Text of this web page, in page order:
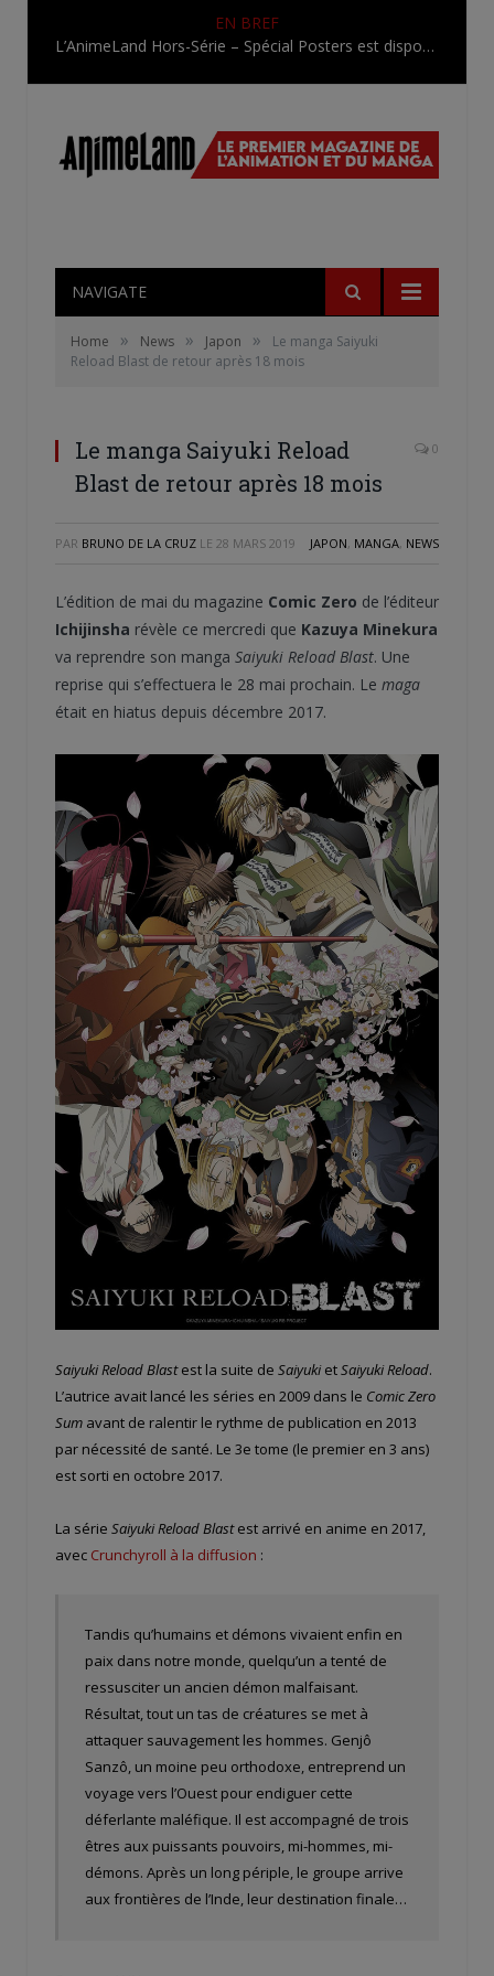
EN BREF
L’AnimeLand Hors-Série – Spécial Posters est disponible !
NAVIGATE
Home » News » Japon »
Le manga Saiyuki
Reload Blast de retour après 18 mois
Le manga Saiyuki Reload
Blast de retour après 18 mois
0
PAR BRUNO DE LA CRUZ LE 28 MARS 2019 JAPON, MANGA, NEWS
L’édition de mai du magazine Comic Zero de l’éditeur
Ichijinsha révèle ce mercredi que Kazuya Minekura
va reprendre son manga Saiyuki Reload Blast. Une
reprise qui s’effectuera le 28 mai prochain. Le maga
était en hiatus depuis décembre 2017.
Saiyuki Reload Blastest la suite de SaiyukietSaiyuki Reload.
L’autrice avait lancé les séries en 2009 dans le Comic Zero
Sum avant de ralentir le rythme de publication en 2013
par nécessité de santé. Le 3e tome (le premier en 3 ans)
est sorti en octobre 2017.
La série Saiyuki Reload Blastest arrivé en anime en 2017,
avec Crunchyroll à la diffusion :
Tandis qu’humains et démons vivaient enfin en
paix dans notre monde, quelqu’un a tenté de
ressusciter un ancien démon malfaisant.
Résultat, tout un tas de créatures se met à
attaquer sauvagement les hommes. Genjô
Sanzô, un moine peu orthodoxe, entreprend un
voyage vers l’Ouest pour endiguer cette
déferlante maléfique. Il est accompagné de trois
êtres aux puissants pouvoirs, mi-hommes, mi-
démons. Après un long périple, le groupe arrive
aux frontières de l’Inde, leur destination finale…